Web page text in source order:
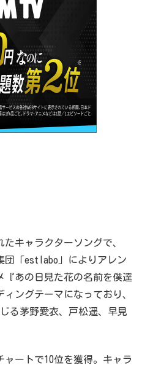
キャラクターソングで、
団「estlabo」によりアレン
『あの日見た花の名前を僕達
ングテーマになっており、
る茅野愛衣、戸松遥、早見
ャートで10位を獲得。キャラ